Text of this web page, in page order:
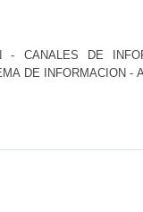
- CANALES DE
DE INFORMACION -